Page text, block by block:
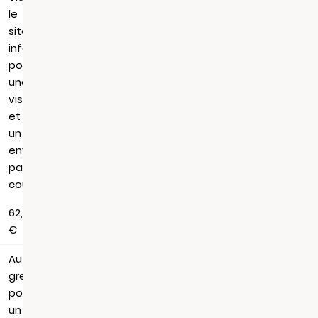
le
site
infogreffe.fr,
pour
une
visualisation
et
un
envoi
par
courrier
62,88
€
Au
greffe,
pour
un